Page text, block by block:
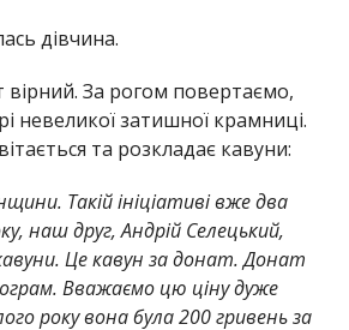
дівчина.
За рогом повертаємо,
невеликої затишної крамниці.
та розкладає кавуни:
Такій ініціативі вже два
наш друг, Андрій Селецький,
Це кавун за донат. Донат
Вважаємо цю ціну дуже
року вона була 200 гривень за